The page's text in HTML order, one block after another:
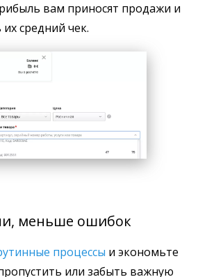
вам приносят продажи и
средний чек.
меньше ошибок
процессы и экономьте
или забыть важную